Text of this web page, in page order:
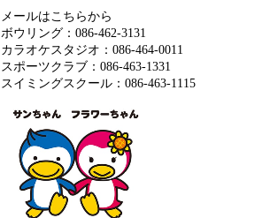
メールはこちらから
ボウリング：086-462-3131
カラオケスタジオ：086-464-0011
スポーツクラブ：086-463-1331
スイミングスクール：086-463-1115